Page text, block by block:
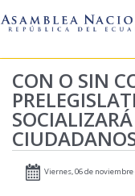
LA ASAMBLEA
LEGISLAMOS
FISCALIZAMOS
TRANSPARENCIA
CON O SIN
Viernes, 06 de noviembre